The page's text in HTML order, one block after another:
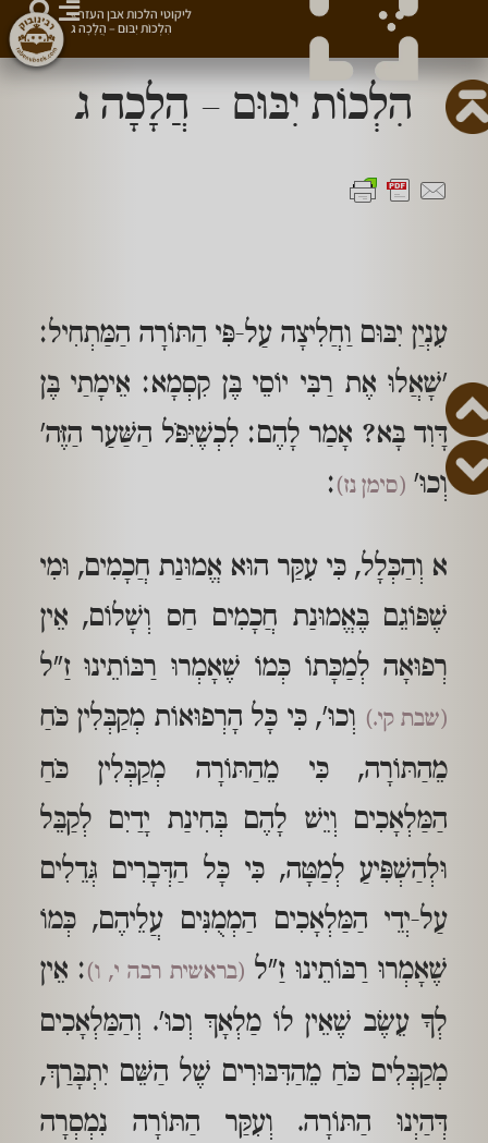
הִלְכוֹת יִבּוּם – הֲלָכָה ג
עִנְיַן יִבּוּם וַחֲלִיצָה עַל-פִּי הַתּוֹרָה הַמַּתְחִיל:
'שָׁאֲלוּ אֶת רַבִּי יוֹסֵי בֶּן קִסְמָא: אֵימָתַי בֶּן
דָּוִד בָּא? אָמַר לָהֶם: לִכְשֶׁיִּפֹּל הַשַּׁעַר הַזֶּה'
וְכוּ' (סימן נז):
א וְהַכְּלָל, כִּי עִקַּר הוּא אֱמוּנַת חֲכָמִים, וּמִי
שֶׁפּוֹגֵם בֶּאֱמוּנַת חֲכָמִים חַס וְשָׁלוֹם, אֵין
רְפוּאָה לְמַכָּתוֹ כְּמוֹ שֶׁאָמְרוּ רַבּוֹתֵינוּ זַ"ל
(שבת קי.) וְכוּ', כִּי כָּל הָרְפוּאוֹת מְקַבְּלִין כֹּחַ
מֵהַתּוֹרָה, כִּי מֵהַתּוֹרָה מְקַבְּלִין כֹּחַ
הַמַּלְאָכִים וְיֵשׁ לָהֶם בְּחִינַת יָדַיִם לְקַבֵּל
וּלְהַשְׁפִּיעַ לְמַטָּה, כִּי כָּל הַדְּבָרִים גְּדֵלִים
עַל-יְדֵי הַמַּלְאָכִים הַמְמֻנִּים עֲלֵיהֶם, כְּמוֹ
שֶׁאָמְרוּ רַבּוֹתֵינוּ זַ"ל (בראשית רבה י, ו): אֵין
לְךָ עֵשֶׂב שֶׁאֵין לוֹ מַלְאָךְ וְכוּ'. וְהַמַּלְאָכִים
מְקַבְּלִים כֹּחַ מֵהַדִּבּוּרִים שֶׁל הַשֵּׁם יִתְבָּרַךְ,
דְּהַיְנוּ הַתּוֹרָה. וְעִקַּר הַתּוֹרָה נִמְסְרָה
ליקוטי הלכות אבן העזר»
הִלְכוֹת יִבּוּם – הֲלָכָה ג